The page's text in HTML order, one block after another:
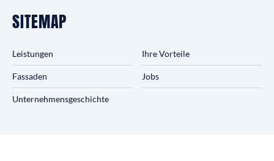
SITEMAP
Leistungen Ihre Vorteile
Fassaden Jobs
Unternehmens­geschichte